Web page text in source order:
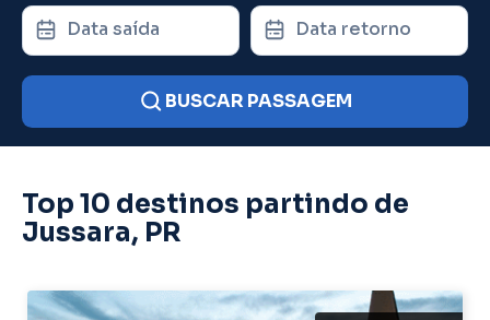
Data saída Data retorno
BUSCAR PASSAGEM
Top 10 destinos partindo de
Jussara, PR